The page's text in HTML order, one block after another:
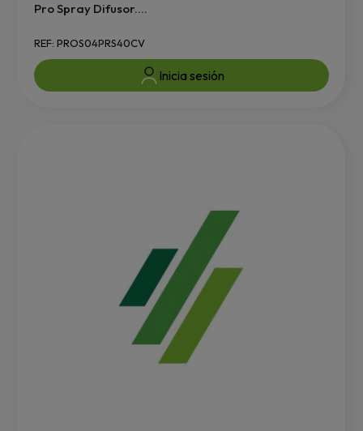
Pro Spray Difusor....
REF: PROS04PRS40CV
Inicia sesión